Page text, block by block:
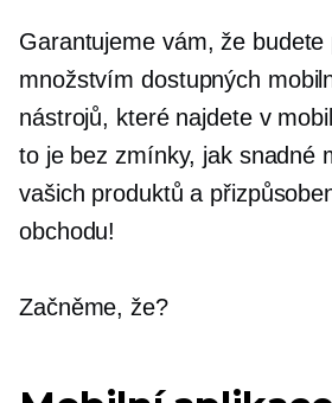
Garantujeme vám, že budete
množstvím dostupných
nástrojů, které najdete v
to je bez zmínky, jak snadné
vašich produktů a
obchodu!
Začněme, že?